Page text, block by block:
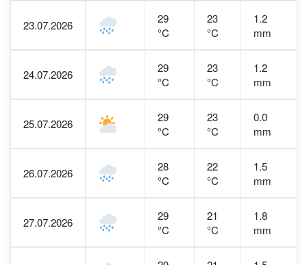
23.07.2026
29
°C
23
°C
1.2
mm
24.07.2026
29
°C
23
°C
1.2
mm
25.07.2026
29
°C
23
°C
0.0
mm
26.07.2026
28
°C
22
°C
1.5
mm
27.07.2026
29
°C
21
°C
1.8
mm